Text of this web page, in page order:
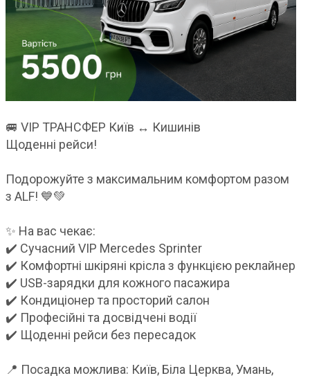
🚐 VIP ТРАНСФЕР Київ ↔ Кишинів
Щоденні рейси!
Подорожуйте з максимальним комфортом разом
з ALF! 💙💚
✨ На вас чекає:
✔️ Сучасний VIP Mercedes Sprinter
✔️ Комфортні шкіряні крісла з функцією реклайнер
✔️ USB-зарядки для кожного пасажира
✔️ Кондиціонер та просторий салон
✔️ Професійні та досвідчені водії
✔️ Щоденні рейси без пересадок
📍 Посадка можлива: Київ, Біла Церква, Умань,